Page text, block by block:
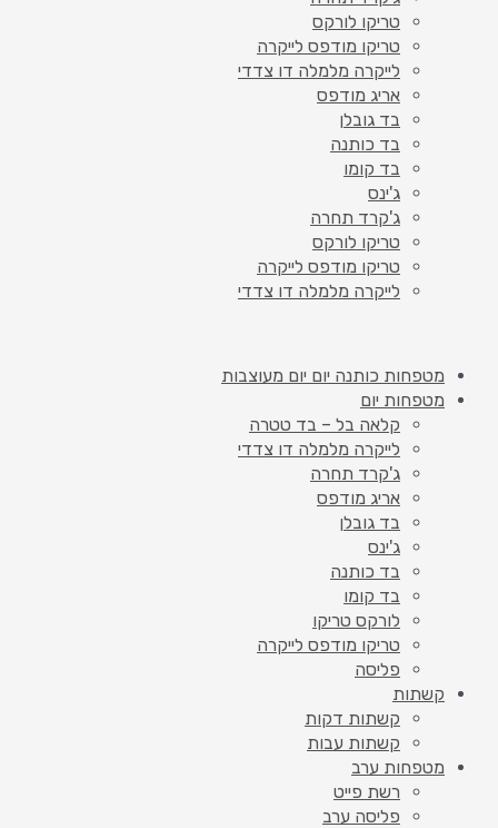
טריקו לורקס
טריקו מודפס לייקרה
לייקרה מלמלה דו צדדי
אריג מודפס
בד גובלן
בד כותנה
בד קומו
ג'ינס
ג'קרד תחרה
טריקו לורקס
טריקו מודפס לייקרה
לייקרה מלמלה דו צדדי
מטפחות כותנה יום יום מעוצבות
מטפחות יום
קלאה בל – בד טטרה
לייקרה מלמלה דו צדדי
ג'קרד תחרה
אריג מודפס
בד גובלן
ג'ינס
בד כותנה
בד קומו
לורקס טריקו
טריקו מודפס לייקרה
פליסה
קשתות
קשתות דקות
קשתות עבות
מטפחות ערב
רשת פייט
פליסה ערב